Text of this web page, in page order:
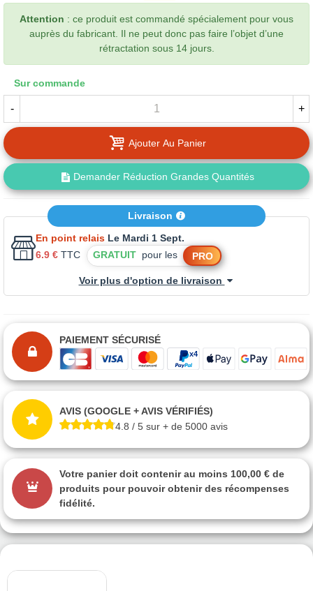
Attention : ce produit est commandé spécialement pour vous
auprès du fabricant. Il ne peut donc pas faire l’objet d’une
rétractation sous 14 jours.
Sur commande
- +
Ajouter Au Panier
Demander Réduction Grandes Quantités
Livraison
En point relais Le Mardi 1 Sept.
6.9 € TTC GRATUIT pour les PRO
Voir plus d'option de livraison
PAIEMENT SÉCURISÉ
AVIS (GOOGLE + AVIS VÉRIFIÉS)
4.8 / 5 sur + de 5000 avis
Votre panier doit contenir au moins 100,00 € de
produits pour pouvoir obtenir des récompenses
fidélité.